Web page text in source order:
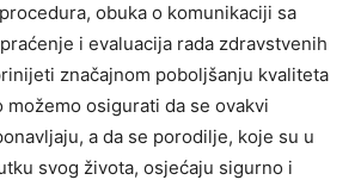
obuka o komunikaciji sa
i evaluacija rada zdravstvenih
značajnom poboljšanju kvaliteta
možemo osigurati da se ovakvi
a da se porodilje, koje su u
svog života, osjećaju sigurno i